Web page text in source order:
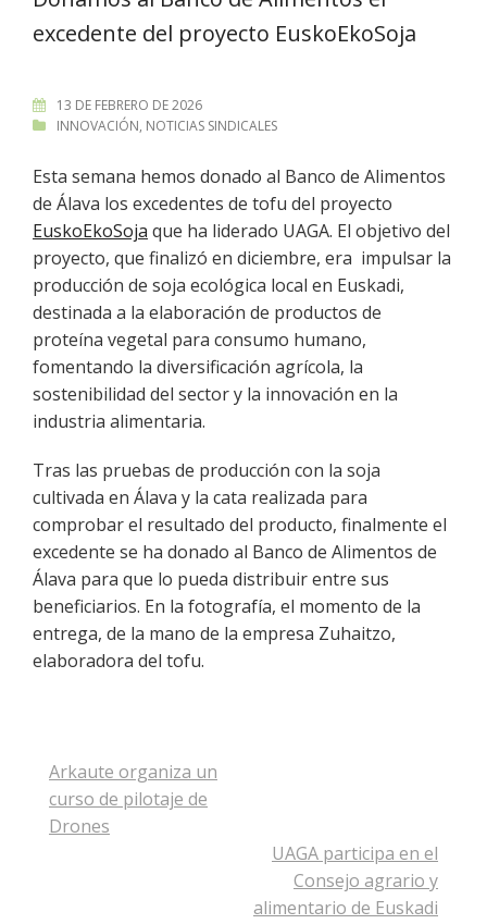
excedente del proyecto EuskoEkoSoja
13 DE FEBRERO DE 2026
INNOVACIÓN, NOTICIAS SINDICALES
Esta semana hemos donado al Banco de Alimentos
de Álava los excedentes de tofu del proyecto
EuskoEkoSoja que ha liderado UAGA. El objetivo del
proyecto, que finalizó en diciembre, era impulsar la
producción de soja ecológica local en Euskadi,
destinada a la elaboración de productos de
proteína vegetal para consumo humano,
fomentando la diversificación agrícola, la
sostenibilidad del sector y la innovación en la
industria alimentaria.
Tras las pruebas de producción con la soja
cultivada en Álava y la cata realizada para
comprobar el resultado del producto, finalmente el
excedente se ha donado al Banco de Alimentos de
Álava para que lo pueda distribuir entre sus
beneficiarios. En la fotografía, el momento de la
entrega, de la mano de la empresa Zuhaitzo,
elaboradora del tofu.
Navegación
de
entradas
Arkaute organiza un
curso de pilotaje de
Drones
UAGA participa en el
Consejo agrario y
alimentario de Euskadi